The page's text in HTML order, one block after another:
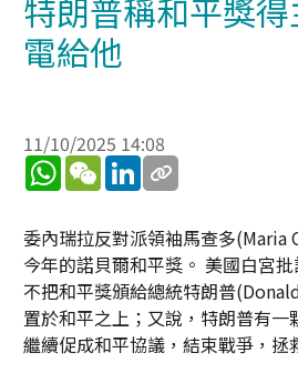
特朗普稱和平獎
電給他
11/10/2025 14:08
WhatsApp
WeChatLinkedIn
委內瑞拉反對派領袖馬查多(Maria
今年的諾貝爾和平獎。 美國白宮批
不把和平獎頒給總統特朗普
置於和平之上；又說，特朗普有
繼續促成和平協議，結束戰爭，拯